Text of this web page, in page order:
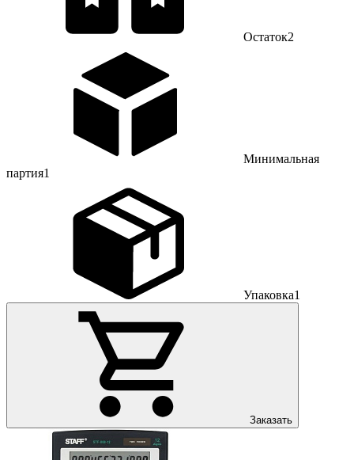
Остаток2
Минимальная
партия1
Упаковка1
Заказать